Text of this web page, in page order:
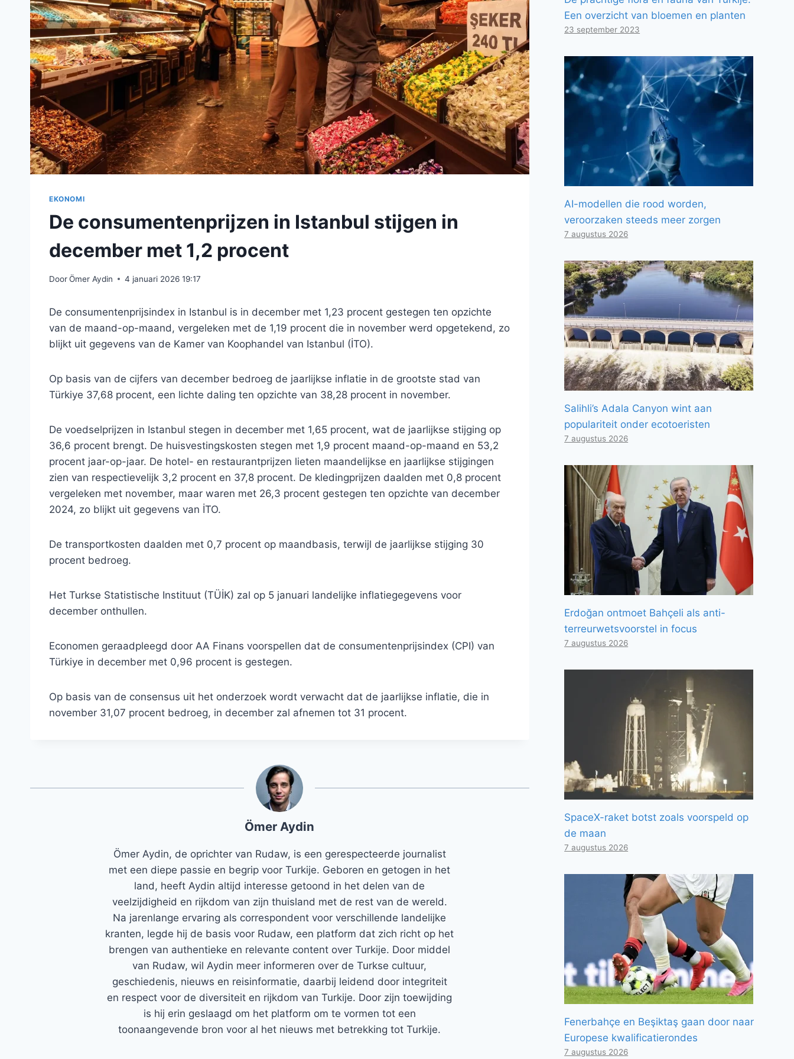
EKONOMI
De consumentenprijzen in Istanbul stijgen in
december met 1,2 procent
DoorÖmer Aydin 4 januari 2026 19:17
De consumentenprijsindex in Istanbul is in december met 1,23 procent gestegen ten opzichte
van de maand-op-maand, vergeleken met de 1,19 procent die in november werd opgetekend, zo
blijkt uit gegevens van de Kamer van Koophandel van Istanbul (İTO).
Op basis van de cijfers van december bedroeg de jaarlijkse inflatie in de grootste stad van
Türkiye 37,68 procent, een lichte daling ten opzichte van 38,28 procent in november.
De voedselprijzen in Istanbul stegen in december met 1,65 procent, wat de jaarlijkse stijging op
36,6 procent brengt. De huisvestingskosten stegen met 1,9 procent maand-op-maand en 53,2
procent jaar-op-jaar. De hotel- en restaurantprijzen lieten maandelijkse en jaarlijkse stijgingen
zien van respectievelijk 3,2 procent en 37,8 procent. De kledingprijzen daalden met 0,8 procent
vergeleken met november, maar waren met 26,3 procent gestegen ten opzichte van december
2024, zo blijkt uit gegevens van İTO.
De transportkosten daalden met 0,7 procent op maandbasis, terwijl de jaarlijkse stijging 30
procent bedroeg.
Het Turkse Statistische Instituut (TÜİK) zal op 5 januari landelijke inflatiegegevens voor
december onthullen.
Economen geraadpleegd door AA Finans voorspellen dat de consumentenprijsindex (CPI) van
Türkiye in december met 0,96 procent is gestegen.
Op basis van de consensus uit het onderzoek wordt verwacht dat de jaarlijkse inflatie, die in
november 31,07 procent bedroeg, in december zal afnemen tot 31 procent.
Ömer Aydin
Ömer Aydin, de oprichter van Rudaw, is een gerespecteerde journalist
met een diepe passie en begrip voor Turkije. Geboren en getogen in het
land, heeft Aydin altijd interesse getoond in het delen van de
veelzijdigheid en rijkdom van zijn thuisland met de rest van de wereld.
Na jarenlange ervaring als correspondent voor verschillende landelijke
kranten, legde hij de basis voor Rudaw, een platform dat zich richt op het
brengen van authentieke en relevante content over Turkije. Door middel
van Rudaw, wil Aydin meer informeren over de Turkse cultuur,
geschiedenis, nieuws en reisinformatie, daarbij leidend door integriteit
en respect voor de diversiteit en rijkdom van Turkije. Door zijn toewijding
is hij erin geslaagd om het platform om te vormen tot een
toonaangevende bron voor al het nieuws met betrekking tot Turkije.
Een overzicht van bloemen en planten
23 september 2023
AI-modellen die rood worden,
veroorzaken steeds meer zorgen
7 augustus 2026
Salihli’s Adala Canyon wint aan
populariteit onder ecotoeristen
7 augustus 2026
Erdoğan ontmoet Bahçeli als anti-
terreurwetsvoorstel in focus
7 augustus 2026
SpaceX-raket botst zoals voorspeld op
de maan
7 augustus 2026
Fenerbahçe en Beşiktaş gaan door naar
Europese kwalificatierondes
7 augustus 2026